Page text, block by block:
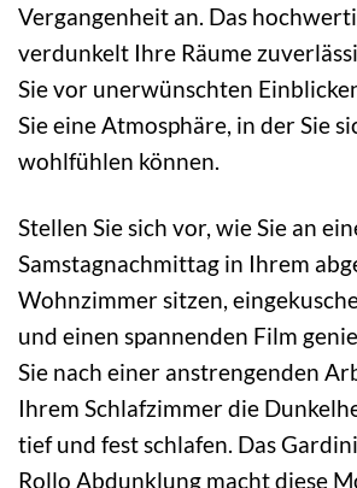
Vergangenheit an. Das
verdunkelt Ihre Räume
Sie vor unerwünschten
Sie eine Atmosphäre, in der Sie
wohlfühlen können.
Stellen Sie sich vor, wie Sie an
Samstagnachmittag in Ihrem
Wohnzimmer sitzen,
und einen spannenden Film
Sie nach einer anstrengenden
Ihrem Schlafzimmer die
tief und fest schlafen. Das
Rollo Abdunklung macht diese